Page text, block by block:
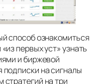
способ ознакомиться
первых уст» узнать
и биржевой
на сигналы
на три